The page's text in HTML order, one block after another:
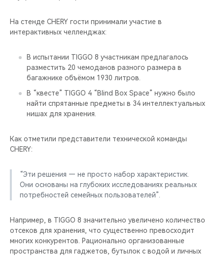
На стенде CHERY гости принимали участие в
интерактивных челленджах:
В испытании TIGGO 8 участникам предлагалось
разместить 20 чемоданов разного размера в
багажнике объёмом 1930 литров.
В “квесте” TIGGO 4 “Blind Box Space” нужно было
найти спрятанные предметы в 34 интеллектуальных
нишах для хранения.
Как отметили представители технической команды
CHERY:
“Эти решения — не просто набор характеристик.
Они основаны на глубоких исследованиях реальных
потребностей семейных пользователей”.
Например, в TIGGO 8 значительно увеличено количество
отсеков для хранения, что существенно превосходит
многих конкурентов. Рационально организованные
пространства для гаджетов, бутылок с водой и личных